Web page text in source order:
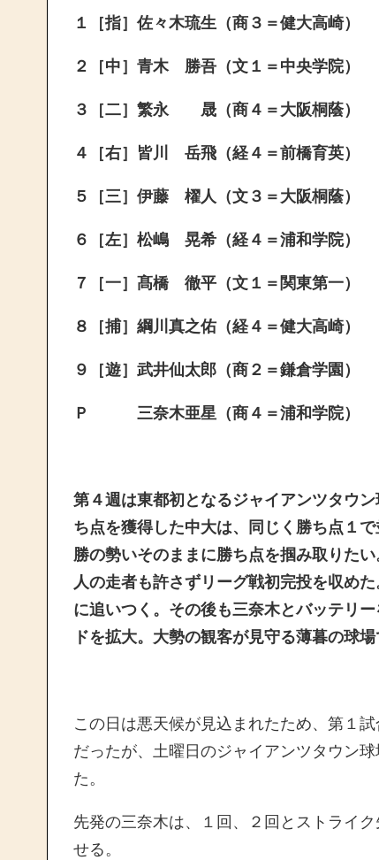
１［指］佐々木琉生（商３＝健大高崎）
２［中］青木 勝吾（文１＝中央学院）
３［二］繁永 晟（商４＝大阪桐蔭）
４［右］皆川 岳飛（経４＝前橋育英）
５［三］伊藤 櫂人（文３＝大阪桐蔭）
６［左］松嶋 晃希（経４＝浦和学院）
７［一］髙橋 徹平（文１＝関東第一）
８［捕］綱川真之佑（経４＝健大高崎）
９［遊］武井仙太郎（商２＝鎌倉学園）
Ｐ 三奈木亜星（商４＝浦和学院）
第４週は東都初となるジャイアンツタウ
ち点を獲得した中大は、同じく勝ち点１で
勝の勢いそのままに勝ち点を掴み取りたい
人の走者も許さずリーグ戦初完投を収め
に追いつく。その後も三奈木とバッテリ
ドを拡大。大勢の観客が見守る薄暮の球
この日は悪天候が見込まれたため、第１
だったが、土曜日のジャイアンツタウン
た。
先発の三奈木は、１回、２回とストライ
せる。